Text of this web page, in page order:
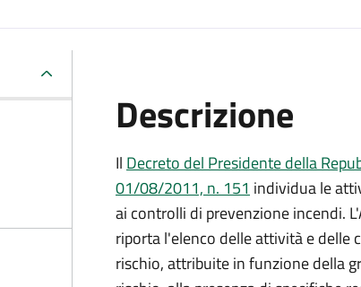
Descrizione
Il Decreto del Presidente della
01/08/2011, n. 151 individua le
ai controlli di prevenzione incendi.
riporta l'elenco delle attività e delle
rischio, attribuite in funzione della